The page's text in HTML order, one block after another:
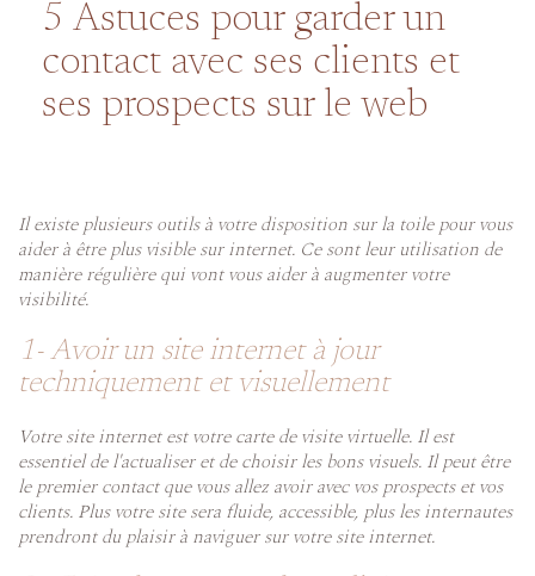
5 Astuces pour garder un
contact avec ses clients et
ses prospects sur le web
Il existe plusieurs outils à votre disposition sur la toile pour vous
aider à être plus visible sur internet. Ce sont leur utilisation de
manière régulière qui vont vous aider à augmenter votre
visibilité.
1- Avoir un site internet à jour
techniquement et visuellement
Votre site internet est votre carte de visite virtuelle. Il est
essentiel de l'actualiser et de choisir les bons visuels. Il peut être
le premier contact que vous allez avoir avec vos prospects et vos
clients. Plus votre site sera fluide, accessible, plus les internautes
prendront du plaisir à naviguer sur votre site internet.